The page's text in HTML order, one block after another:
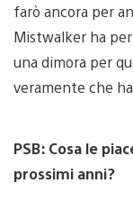
farò ancora per
Mistwalker ha
una dimora per
veramente che
PSB: Cosa le
prossimi anni?